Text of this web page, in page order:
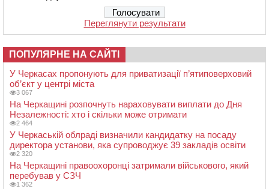
Переглянути результати
ПОПУЛЯРНЕ НА САЙТІ
У Черкасах пропонують для приватизації п’ятиповерховий
об’єкт у центрі міста
3 067
На Черкащині розпочнуть нараховувати виплати до Дня
Незалежності: хто і скільки може отримати
2 464
У Черкаській облраді визначили кандидатку на посаду
директора установи, яка супроводжує 39 закладів освіти
2 320
На Черкащині правоохоронці затримали військового, який
перебував у СЗЧ
1 362